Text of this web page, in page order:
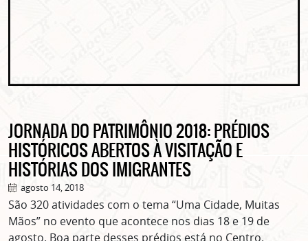
JORNADA DO PATRIMÔNIO 2018: PRÉDIOS
HISTÓRICOS ABERTOS À VISITAÇÃO E
HISTÓRIAS DOS IMIGRANTES
agosto 14, 2018
São 320 atividades com o tema “Uma Cidade, Muitas
Mãos” no evento que acontece nos dias 18 e 19 de
agosto. Boa parte desses prédios está no Centro.